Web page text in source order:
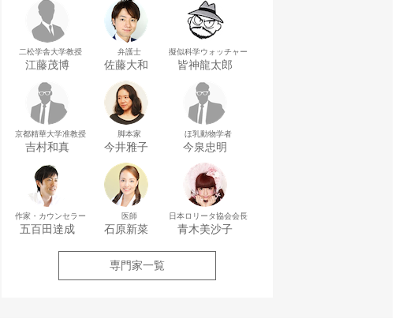
二松学舎大学教授
江藤茂博
弁護士
佐藤大和
擬似科学ウォッチャー
皆神龍太郎
京都精華大学准教授
吉村和真
脚本家
今井雅子
ほ乳動物学者
今泉忠明
作家・カウンセラー
五百田達成
医師
石原新菜
日本ロリータ協会会長
青木美沙子
専門家一覧